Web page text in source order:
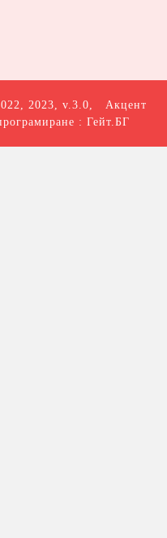
2023, v.3.0, Акцент
: Гейт.БГ